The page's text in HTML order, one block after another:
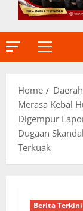
Primary
Home
Daerah
Merasa Kebal
Digempur
Dugaan
Terkuak
Berita Terkini